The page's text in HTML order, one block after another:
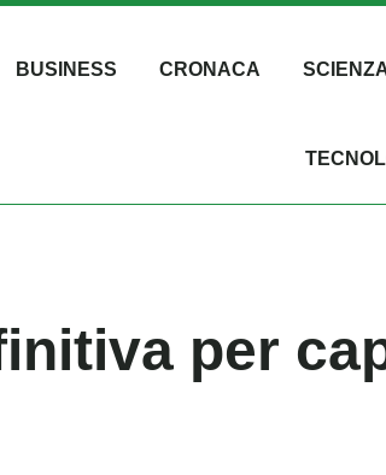
BUSINESS CRONACA
per